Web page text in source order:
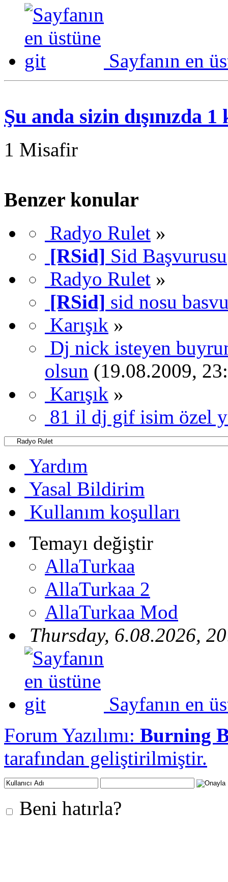
Sayfanın en
Şu anda sizin dışınızda
1 Misafir
Benzer konular
Radyo Rulet »
[RSid] Sid Başvurusu
Radyo Rulet »
[RSid] sid nosu
Karışık »
Dj nick isteyen
olsun (19.08.2009,
Karışık »
81 il dj gif isim özel
Yardım
Yasal Bildirim
Kullanım koşulları
Temayı değiştir
AllaTurkaa
AllaTurkaa 2
AllaTurkaa Mod
Thursday, 6.08.2026,
Sayfanın en
Forum Yazılımı: Burning
tarafından geliştirilmiştir.
Beni hatırla?